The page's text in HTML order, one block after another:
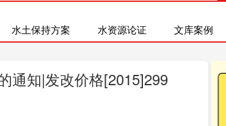
水土保持方案 水资源论证 文库案例
通知|发改价格[2015]299